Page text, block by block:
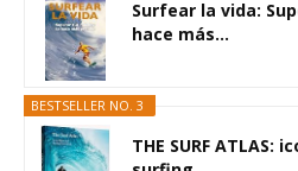
Surfear la vida:
hace más...
BESTSELLER NO. 3
THE SURF ATLAS: